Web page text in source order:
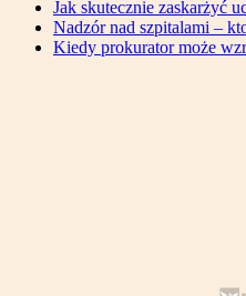
Jak skutecznie zaskarżyć
Nadzór nad szpitalami –
Kiedy prokurator może